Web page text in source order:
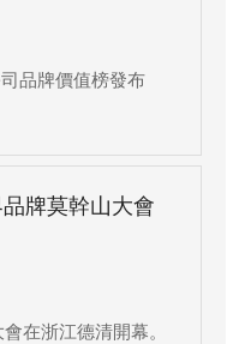
品牌價值榜發布
牌莫幹山大會
在浙江德清開幕。